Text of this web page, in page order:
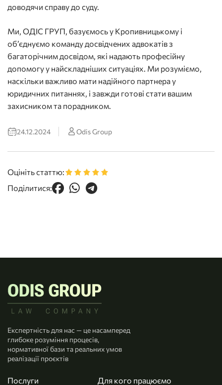
доводячи справу до суду.
Ми, ОДІС ГРУП, базуємось у Кропивницькому і
об’єднуємо команду досвідчених адвокатів з
багаторічним досвідом, які надають професійну
допомогу у найскладніших ситуаціях. Ми розуміємо,
наскільки важливо мати надійного партнера у
юридичних питаннях, і завжди готові стати вашим
захисником та порадником.
24.12.2024 Odis Group
Оцініть статтю:
Поділитися:
Експертність для нас — це насамперед
глибоке розуміння процесів,
нормативної бази та реальних умов
реалізації проєктів
Послуги Для кого працюємо